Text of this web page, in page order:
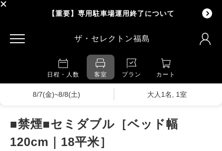
【重要】専用駐車場運用終了について
ザ・セレクトン福島
日程・人数 客室 プラン カート
8/7(金)~8/8(土) 大人1名, 1室
■禁煙■セミダブル［ベッド幅
120cm｜18平米］